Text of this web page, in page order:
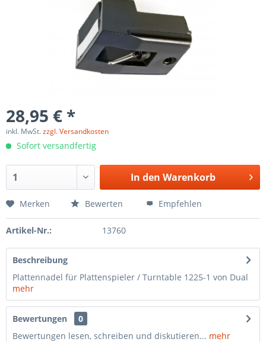
28,95 € *
inkl. MwSt.zzgl. Versandkosten
Sofort versandfertig
In den Warenkorb
Merken Bewerten Empfehlen
Artikel-Nr.: 13760
Beschreibung
Plattennadel für Plattenspieler / Turntable 1225-1 von Dual
mehr
Bewertungen
0
Bewertungen lesen, schreiben und diskutieren... mehr